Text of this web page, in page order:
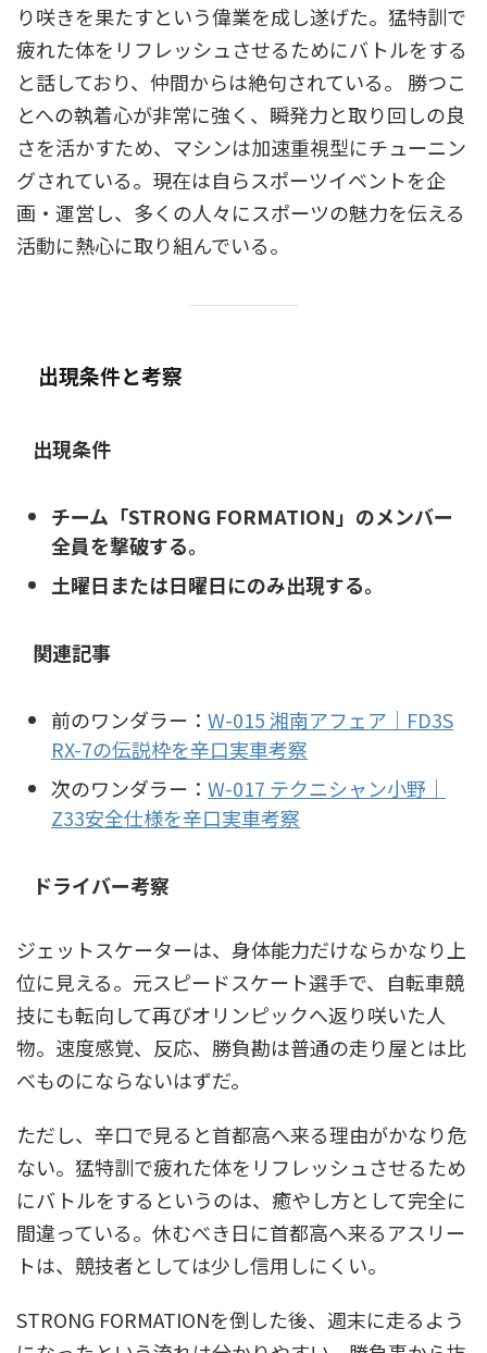
り咲きを果たすという偉業を成し遂げた。猛特訓で
疲れた体をリフレッシュさせるためにバトルをする
と話しており、仲間からは絶句されている。 勝つこ
とへの執着心が非常に強く、瞬発力と取り回しの良
さを活かすため、マシンは加速重視型にチューニン
グされている。現在は自らスポーツイベントを企
画・運営し、多くの人々にスポーツの魅力を伝える
活動に熱心に取り組んでいる。
出現条件と考察
出現条件
チーム「STRONG FORMATION」のメンバー
全員を撃破する。
土曜日または日曜日にのみ出現する。
関連記事
前のワンダラー： W-015 湘南アフェア｜FD3S
RX-7の伝説枠を辛口実車考察
次のワンダラー： W-017 テクニシャン小野｜
Z33安全仕様を辛口実車考察
ドライバー考察
ジェットスケーターは、身体能力だけならかなり上
位に見える。元スピードスケート選手で、自転車競
技にも転向して再びオリンピックへ返り咲いた人
物。速度感覚、反応、勝負勘は普通の走り屋とは比
べものにならないはずだ。
ただし、辛口で見ると首都高へ来る理由がかなり危
ない。猛特訓で疲れた体をリフレッシュさせるため
にバトルをするというのは、癒やし方として完全に
間違っている。休むべき日に首都高へ来るアスリー
トは、競技者としては少し信用しにくい。
STRONG FORMATIONを倒した後、週末に走るよう